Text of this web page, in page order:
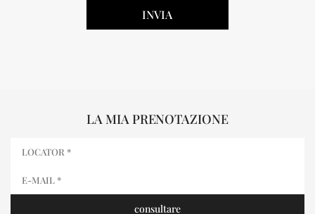
LA MIA PRENOTAZIONE